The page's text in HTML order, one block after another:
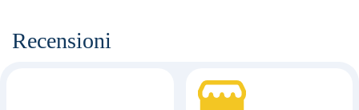
Recensioni